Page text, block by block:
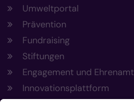
Umweltportal
Prävention
Fundraising
Stiftungen
Engagement und Ehrenamt
Innovationsplattform